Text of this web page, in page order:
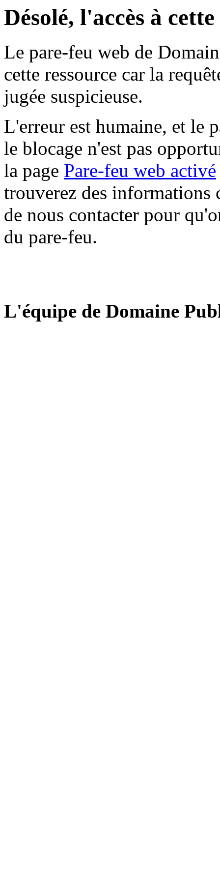
Désolé, l'accès à
Le pare-feu web de
cette ressource car la
jugée suspicieuse.
L'erreur est humaine, et le
le blocage n'est pas
la page Pare-feu web activé
trouverez des informations
de nous contacter pour
du pare-feu.
L'équipe de Domaine